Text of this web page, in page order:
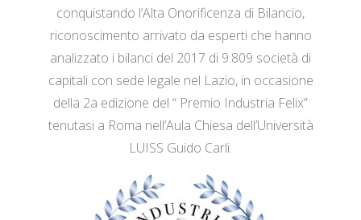
conquistando l’Alta Onorificenza di Bilancio,
riconoscimento arrivato da esperti che hanno
analizzato i bilanci del 2017 di 9.809 società di
capitali con sede legale nel Lazio, in occasione
della 2a edizione del “ Premio Industria Felix”
tenutasi a Roma nell’Aula Chiesa dell’Università
LUISS Guido Carli.